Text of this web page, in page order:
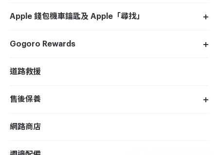
Apple 錢包機車鑰匙及 Apple「尋找」
Gogoro Rewards
道路救援
售後保養
網路商店